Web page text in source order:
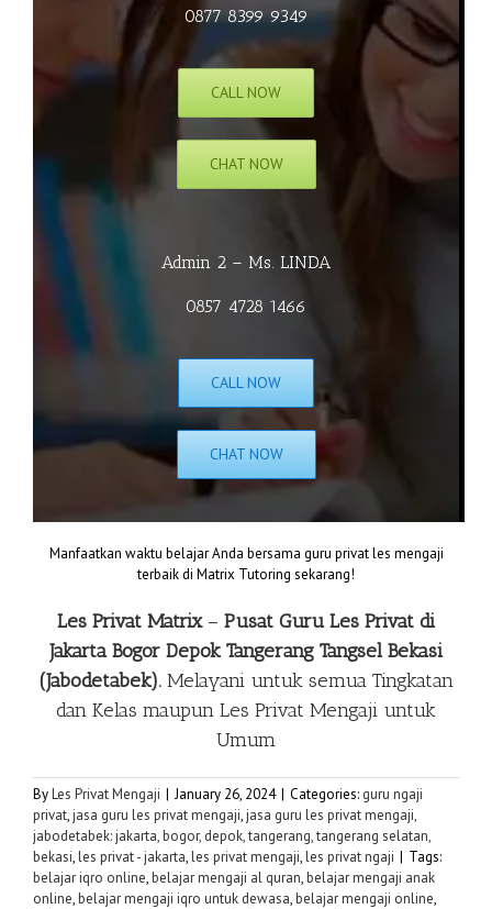
0877 8399 9349
CALL NOW
CHAT NOW
Admin 2 – Ms. LINDA
0857 4728 1466
CALL NOW
CHAT NOW
Manfaatkan waktu belajar Anda bersama guru privat les mengaji
terbaik di Matrix Tutoring sekarang!
Les Privat Matrix– Pusat Guru Les Privat di
Jakarta Bogor Depok Tangerang Tangsel Bekasi
(Jabodetabek). Melayani untuk semua Tingkatan
dan Kelas maupun Les Privat Mengaji untuk
Umum
ByLes Privat Mengaji January 26, 2024 Categories: guru ngaji
privat,jasa guru les privat mengaji,jasa guru les privat mengaji,
jabodetabek: jakarta, bogor, depok, tangerang, tangerang selatan,
bekasi,les privat - jakarta,les privat mengaji,les privat ngaji
Tags:
belajar iqro online,belajar mengaji al quran,belajar mengaji anak
online,belajar mengaji iqro untuk dewasa,belajar mengaji online,